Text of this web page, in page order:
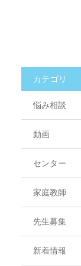
カテゴリ
悩み相談
動画
センター
家庭教師
先生募集
新着情報